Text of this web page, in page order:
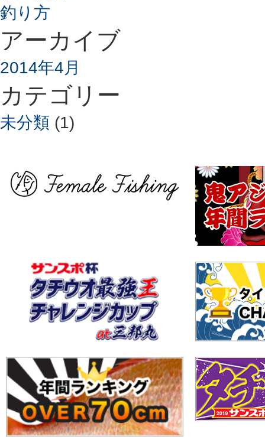
釣り方
アーカイブ
2014年4月
カテゴリー
未分類 (1)